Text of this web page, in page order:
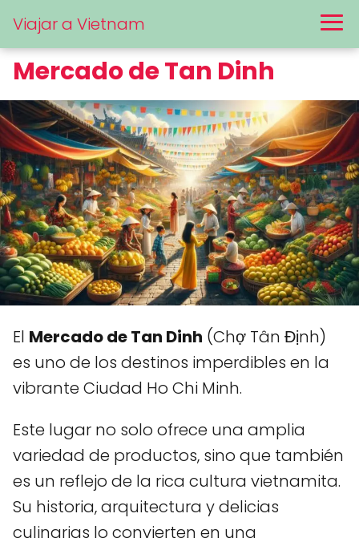
Viajar a Vietnam
Mercado de Tan Dinh
El Mercado de Tan Dinh (Chợ Tân Định)
es uno de los destinos imperdibles en la
vibrante Ciudad Ho Chi Minh.
Este lugar no solo ofrece una amplia
variedad de productos, sino que también
es un reflejo de la rica cultura vietnamita.
Su historia, arquitectura y delicias
culinarias lo convierten en una